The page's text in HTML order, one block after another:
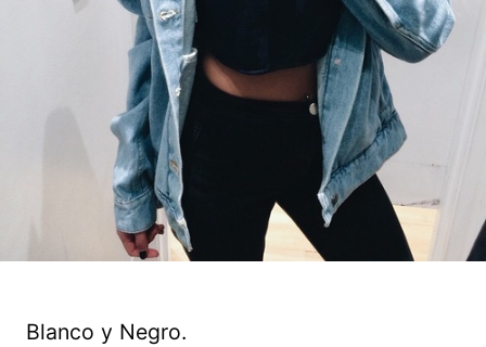
Blanco y Negro.